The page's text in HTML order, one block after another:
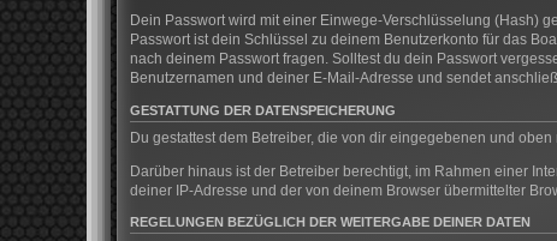
Dein Passwort wird mit einer Einwege-Verschlüsselung (Hash)
Passwort ist dein Schlüssel zu deinem Benutzerkonto für das
nach deinem Passwort fragen. Solltest du dein Passwort
Benutzernamen und deiner E-Mail-Adresse und sendet
GESTATTUNG DER DATENSPEICHERUNG
Du gestattest dem Betreiber, die von dir eingegebenen und
Darüber hinaus ist der Betreiber berechtigt, im Rahmen einer
deiner IP-Adresse und der von deinem Browser übermittelter
REGELUNGEN BEZÜGLICH DER WEITERGABE DEINER DATEN